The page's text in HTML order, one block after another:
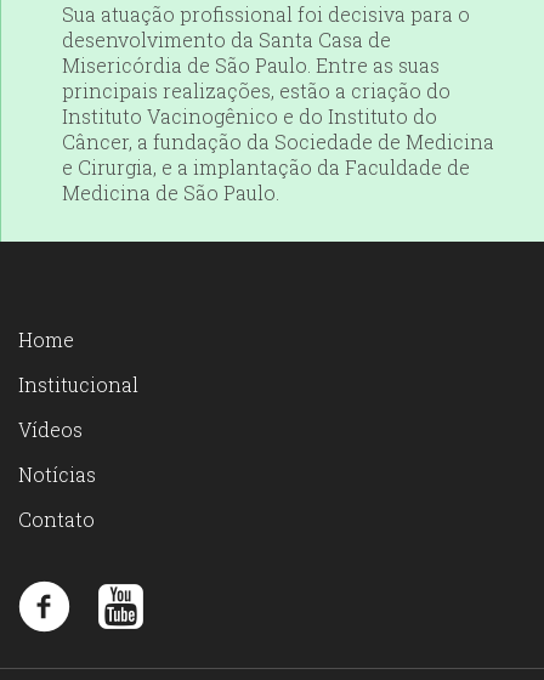
Sua atuação profissional foi decisiva para o
desenvolvimento da Santa Casa de
Misericórdia de São Paulo. Entre as suas
principais realizações, estão a criação do
Instituto Vacinogênico e do Instituto do
Câncer, a fundação da Sociedade de Medicina
e Cirurgia, e a implantação da Faculdade de
Medicina de São Paulo.
Home
Institucional
Vídeos
Notícias
Contato